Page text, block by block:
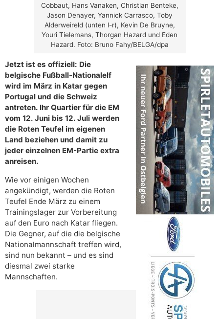
Cobbaut, Hans Vanaken, Christian Benteke,
Jason Denayer, Yannick Carrasco, Toby
Alderweireld (unten l-r), Kevin De Bruyne,
Youri Tielemans, Thorgan Hazard und Eden
Hazard. Foto: Bruno Fahy/BELGA/dpa
Jetzt ist es offiziell: Die
belgische Fußball-Nationalelf
wird im März in Katar gegen
Portugal und die Schweiz
antreten. Ihr Quartier für die EM
vom 12. Juni bis 12. Juli werden
die Roten Teufel im eigenen
Land beziehen und damit zu
jeder einzelnen EM-Partie extra
anreisen.
Wie vor einigen Wochen
angekündigt, werden die Roten
Teufel Ende März zu einem
Trainingslager zur Vorbereitung
auf den Euro nach Katar fliegen.
Die Gegner, auf die die belgische
Nationalmannschaft treffen wird,
sind nun bekannt – und es sind
diesmal zwei starke
Mannschaften.